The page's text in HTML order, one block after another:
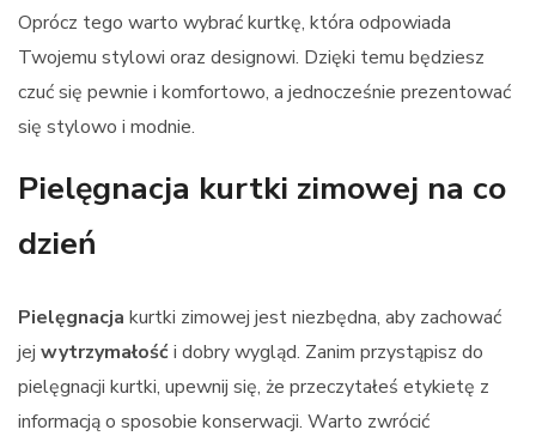
Oprócz tego warto wybrać kurtkę, która odpowiada
Twojemu stylowi oraz designowi. Dzięki temu będziesz
czuć się pewnie i komfortowo, a jednocześnie prezentować
się stylowo i modnie.
Pielęgnacja kurtki zimowej na co
dzień
Pielęgnacja kurtki zimowej jest niezbędna, aby zachować
jej wytrzymałośći dobry wygląd. Zanim przystąpisz do
pielęgnacji kurtki, upewnij się, że przeczytałeś etykietę z
informacją o sposobie konserwacji. Warto zwrócić